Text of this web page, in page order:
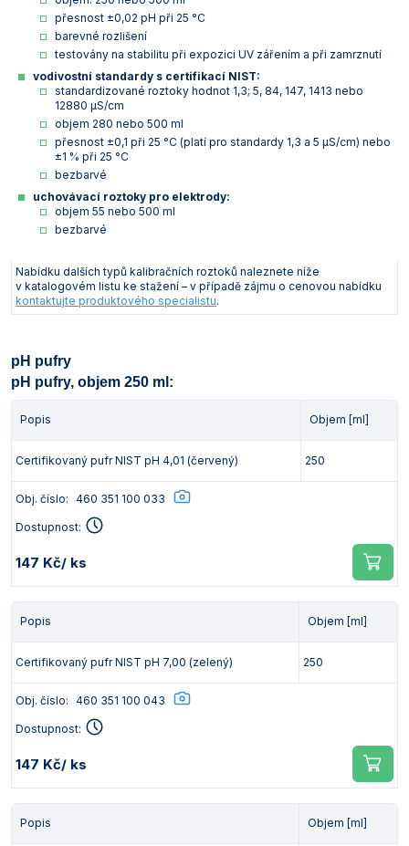
přesnost ±0,02 pH při 25 °C
barevné rozlišení
testovány na stabilitu při expozici UV zářením a při zamrznutí
vodivostní standardy s certifikací NIST:
standardizované roztoky hodnot 1,3; 5, 84, 147, 1413 nebo
12880 µS/cm
objem 280 nebo 500 ml
přesnost ±0,1 při 25 °C (platí pro standardy 1,3 a 5 µS/cm) nebo
±1 % při 25 °C
bezbarvé
uchovávací roztoky pro elektrody:
objem 55 nebo 500 ml
bezbarvé
Nabídku dalších typů kalibračních roztoků naleznete níže
v katalogovém listu ke stažení – v případě zájmu o cenovou nabídku
kontaktujte produktového specialistu.
pH pufry
pH pufry, objem 250 ml:
Popis Objem [ml]
Certifikovaný pufr NIST pH 4,01 (červený) 250
Obj. číslo: 460 351 100 033
Dostupnost:
147 Kč/ ks
Popis Objem [ml]
Certifikovaný pufr NIST pH 7,00 (zelený) 250
Obj. číslo: 460 351 100 043
Dostupnost:
147 Kč/ ks
Popis Objem [ml]